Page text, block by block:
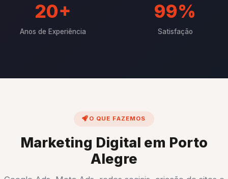
20+
Anos de Experiência
99%
Satisfação
O QUE FAZEMOS
Marketing Digital em Porto
Alegre